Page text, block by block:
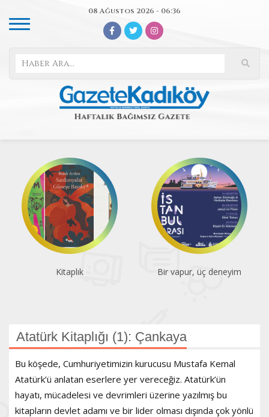
08 Ağustos 2026 - 06:36
Kitaplık Bir vapur, üç deneyim
Atatürk Kitaplığı (1): Çankaya
Bu köşede, Cumhuriyetimizin kurucusu Mustafa Kemal
Atatürk’ü anlatan eserlere yer vereceğiz. Atatürk’ün
hayatı, mücadelesi ve devrimleri üzerine yazılmış bu
kitapların devlet adamı ve bir lider olması dışında çok yönlü